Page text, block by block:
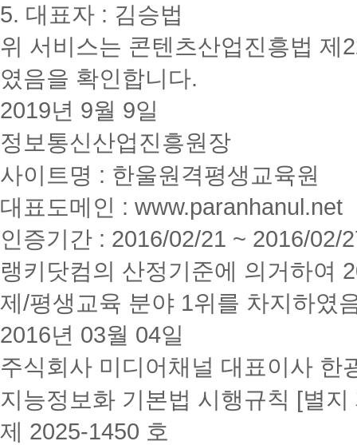
5. 대표자 : 김승법
위 서비스는 콘텐츠산업진흥법 제
였음을 확인합니다.
2019년 9월 9일
정보통신산업진흥원장
사이트명 : 한울원격평생교육원
대표도메인 : www.paranhanul.net
인증기간 : 2016/02/21 ~ 2016/02/
랭키닷컴의 산정기준에 의거하여
제/평생교육 분야 1위를 차지하였
2016년 03월 04일
주식회사 미디어채널 대표이사 한
지능정보화 기본법 시행규칙 [별지
제 2025-1450 호